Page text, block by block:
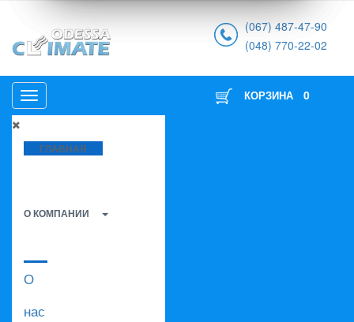
(067) 487-47-90
(048) 770-22-02
ГЛАВНАЯ
О КОМПАНИИ
О
нас
КОРЗИНА 0